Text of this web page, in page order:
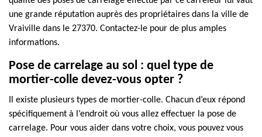
une grande réputation auprès des propriétaires dans la ville de
Vraiville dans le 27370. Contactez-le pour de plus amples
informations.
Pose de carrelage au sol : quel type de
mortier-colle devez-vous opter ?
Il existe plusieurs types de mortier-colle. Chacun d’eux répond
spécifiquement à l’endroit où vous allez effectuer la pose de
carrelage. Pour vous aider dans votre choix, vous pouvez vous